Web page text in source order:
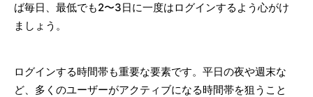
ば毎日、最低でも2〜3日に一度はログインするよう心がけ
ましょう。
ログインする時間帯も重要な要素です。平日の夜や週末な
ど、多くのユーザーがアクティブになる時間帯を狙うこと